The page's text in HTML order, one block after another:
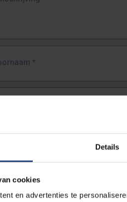
Details
cookies
en advertenties te
*
*